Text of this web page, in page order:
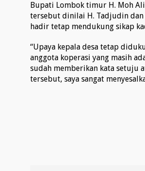
Bupati Lombok timur H. Moh Ali
tersebut dinilai H. Tadjudin dan
hadir tetap mendukung sikap
“Upaya kepala desa tetap
anggota koperasi yang masih
sudah memberikan kata setuju
tersebut, saya sangat